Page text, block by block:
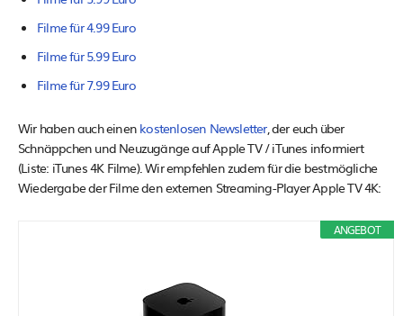
Filme für 4.99 Euro
Filme für 5.99 Euro
Filme für 7.99 Euro
Wir haben auch einen kostenlosen Newsletter, der euch über
Schnäppchen und Neuzugänge auf Apple TV / iTunes informiert
(Liste: iTunes 4K Filme). Wir empfehlen zudem für die bestmögliche
Wiedergabe der Filme den externen Streaming-Player Apple TV 4K:
ANGEBOT